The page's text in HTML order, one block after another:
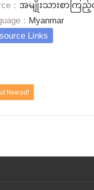
： အမျိုးသားစာကြ
： Myanmar
Links
New.pdf